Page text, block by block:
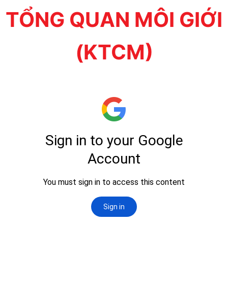
TỔNG QUAN MÔI GIỚI
(KTCM)